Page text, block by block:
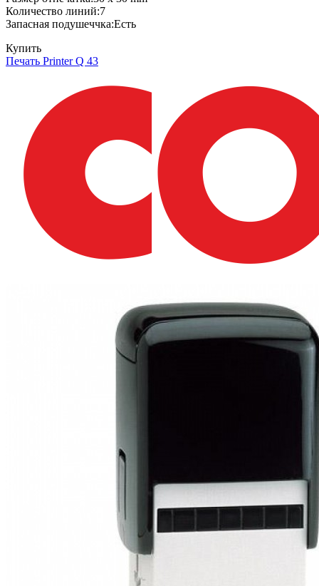
Количество линий:7
Запасная подушеччка:Есть
Купить
Печать Printer Q 43